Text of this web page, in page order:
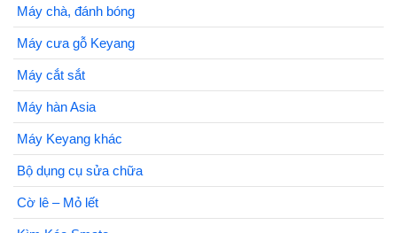
Máy chà, đánh bóng
Máy cưa gỗ Keyang
Máy cắt sắt
Máy hàn Asia
Máy Keyang khác
Bộ dụng cụ sửa chữa
Cờ lê – Mỏ lết